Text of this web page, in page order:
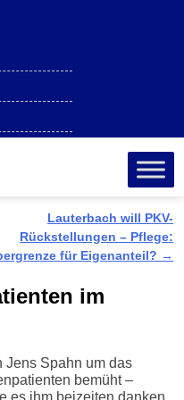
Zum Inhalt
wechseln
Zum
Lauterbach will PKV-
Rückstellungen – Pflege:
für Eigenanteil? →
im
Jens Spahn um das
bemüht –
es ihm beizeiten danken